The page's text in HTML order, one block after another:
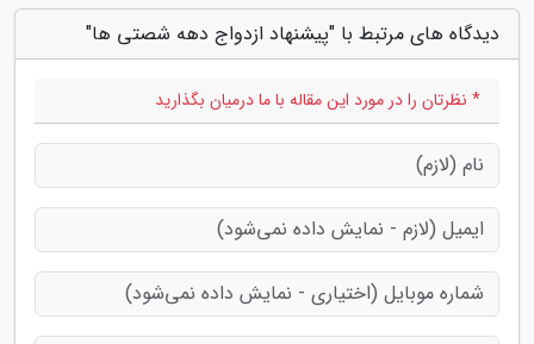
دیدگاه های مرتبط با "پیشنهاد ازدواج دهه شصتی ها"
* نظرتان را در مورد این مقاله با ما درمیان بگذارید